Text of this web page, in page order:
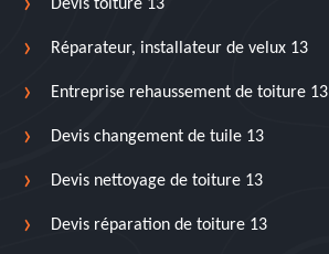
Devis toiture 13
Réparateur, installateur de velux 13
Entreprise rehaussement de toiture 13
Devis changement de tuile 13
Devis nettoyage de toiture 13
Devis réparation de toiture 13